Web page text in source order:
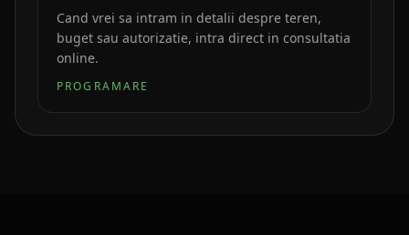
Cand vrei sa intram in detalii despre teren,
buget sau autorizatie, intra direct in consultatia
online.
PROGRAMARE